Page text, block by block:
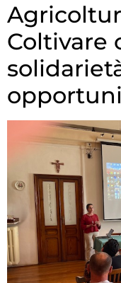
Coltivare